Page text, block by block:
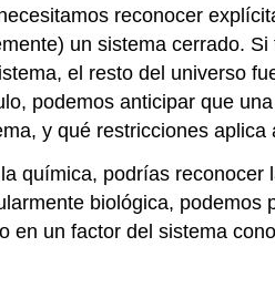
reconocer
un sistema cerrado.
el resto del universo
podemos anticipar que
y qué restricciones aplica
química, podrías
biológica,
en un factor del sistema